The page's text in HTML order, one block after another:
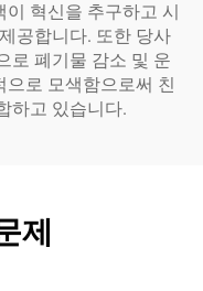
혁신을 추구하고 시
공합니다. 또한 당사
로 폐기물 감소 및 운
로 모색함으로써 친
하고 있습니다.
제